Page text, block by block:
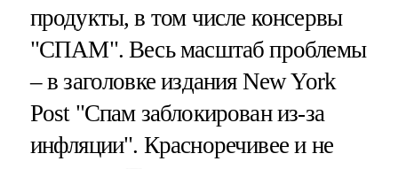
продукты, в том числе консервы
"СПАМ". Весь масштаб проблемы
– в заголовке издания New York
Post "Спам заблокирован из-за
инфляции". Красноречивее и не